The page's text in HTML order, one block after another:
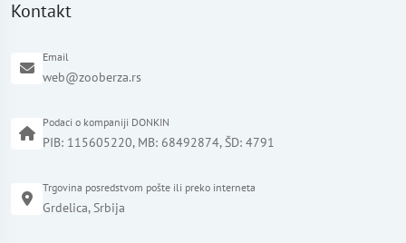
Kontakt
Email
web@zooberza.rs
Podaci o kompaniji DONKIN
PIB: 115605220, MB: 68492874, ŠD: 4791
Trgovina posredstvom pošte ili preko interneta
Grdelica, Srbija